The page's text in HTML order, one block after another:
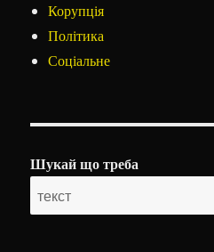
Корупція
Політика
Соціальне
Шукай що треба